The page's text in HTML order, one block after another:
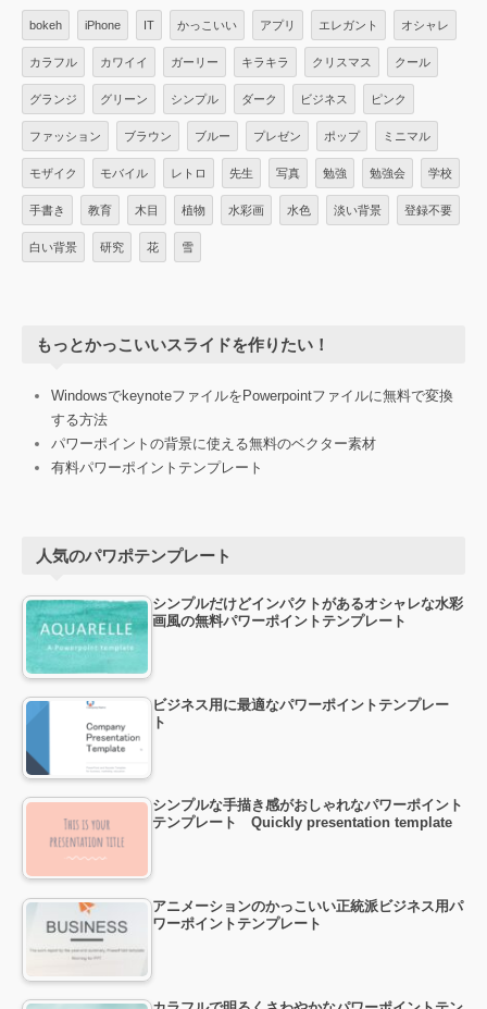
bokeh iPhone IT かっこいい アプリ エレガント オシャレ
カラフル カワイイ ガーリー キラキラ クリスマス クール
グランジ グリーン シンプル ダーク ビジネス ピンク
ファッション ブラウン ブルー プレゼン ポップ ミニマル
モザイク モバイル レトロ 先生 写真 勉強 勉強会 学校
手書き 教育 木目 植物 水彩画 水色 淡い背景 登録不要
白い背景 研究 花 雪
もっとかっこいいスライドを作りたい！
WindowsでkeynoteファイルをPowerpointファイルに無料で変換
する方法
パワーポイントの背景に使える無料のベクター素材
有料パワーポイントテンプレート
人気のパワポテンプレート
シンプルだけどインパクトがあるオシャレな水彩
画風の無料パワーポイントテンプレート
ビジネス用に最適なパワーポイントテンプレー
ト
シンプルな手描き感がおしゃれなパワーポイント
テンプレート Quickly presentation template
アニメーションのかっこいい正統派ビジネス用パ
ワーポイントテンプレート